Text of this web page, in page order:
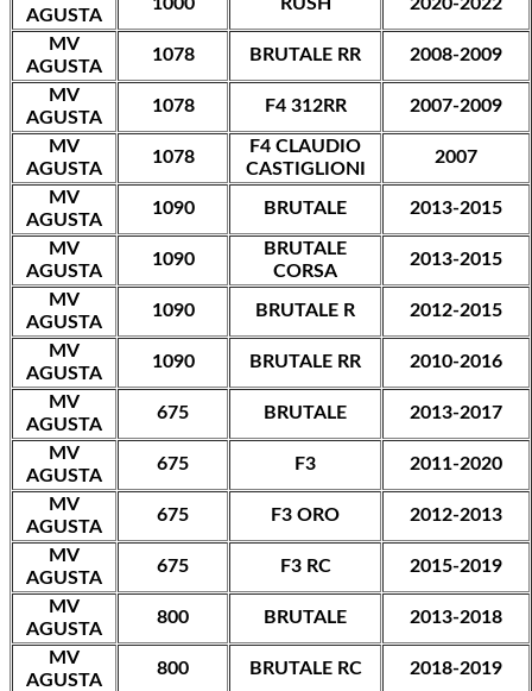
AGUSTA
MV
AGUSTA
1078 BRUTALE RR 2008-2009
MV
AGUSTA
1078 F4 312RR 2007-2009
MV
AGUSTA
1078
F4 CLAUDIO
CASTIGLIONI
2007
MV
AGUSTA
1090 BRUTALE 2013-2015
MV
AGUSTA
1090
BRUTALE
CORSA
2013-2015
MV
AGUSTA
1090 BRUTALE R 2012-2015
MV
AGUSTA
1090 BRUTALE RR 2010-2016
MV
AGUSTA
675 BRUTALE 2013-2017
MV
AGUSTA
675 F3 2011-2020
MV
AGUSTA
675 F3 ORO 2012-2013
MV
AGUSTA
675 F3 RC 2015-2019
MV
AGUSTA
800 BRUTALE 2013-2018
MV
AGUSTA
800 BRUTALE RC 2018-2019